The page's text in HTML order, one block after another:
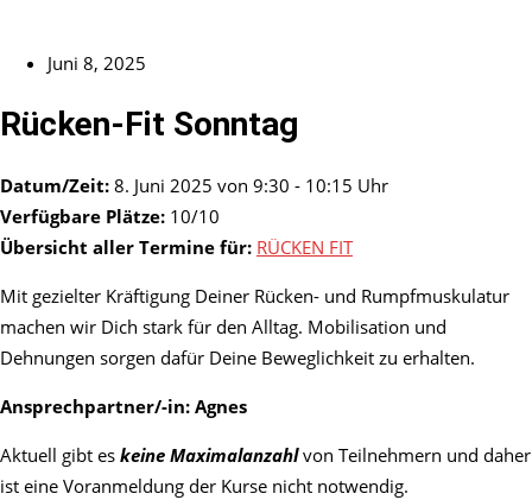
Juni 8, 2025
Rücken-Fit Sonntag
Datum/Zeit: 8. Juni 2025 von 9:30 - 10:15 Uhr
Verfügbare Plätze: 10/10
Übersicht aller Termine für: RÜCKEN FIT
Mit gezielter Kräftigung Deiner Rücken- und Rumpfmuskulatur
machen wir Dich stark für den Alltag. Mobilisation und
Dehnungen sorgen dafür Deine Beweglichkeit zu erhalten.
Ansprechpartner/-in: Agnes
Aktuell gibt es keine Maximalanzahlvon Teilnehmern und daher
ist eine Voranmeldung der Kurse nicht notwendig.